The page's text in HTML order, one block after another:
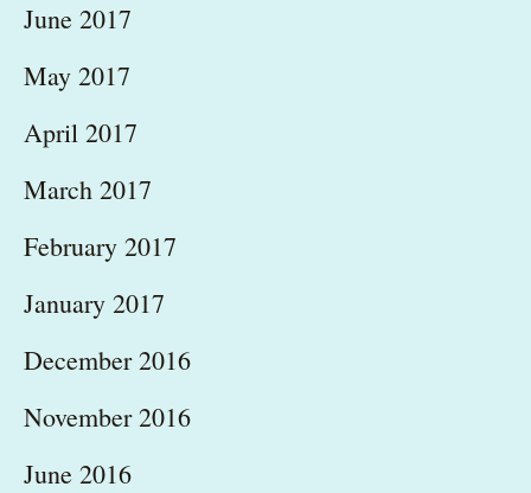
June 2017
May 2017
April 2017
March 2017
February 2017
January 2017
December 2016
November 2016
June 2016